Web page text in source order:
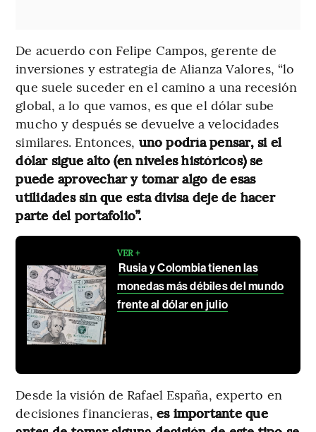
De acuerdo con Felipe Campos, gerente de
inversiones y estrategia de Alianza Valores, “lo
que suele suceder en el camino a una recesión
global, a lo que vamos, es que el dólar sube
mucho y después se devuelve a velocidades
similares. Entonces, uno podría pensar, si el
dólar sigue alto (en niveles históricos) se
puede aprovechar y tomar algo de esas
utilidades sin que esta divisa deje de hacer
parte del portafolio”.
VER +
Rusia y Colombia tienen las
monedas más débiles del mundo
frente al dólar en julio
Desde la visión de Rafael España, experto en
decisiones financieras, es importante que